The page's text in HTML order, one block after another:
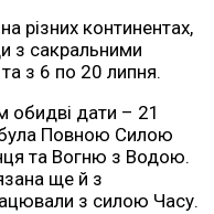
різних континентах,
з сакральними
з 6 по 20 липня.
обидві дати – 21
Повною Силою
та Вогню з Водою.
ще й з
з силою Часу.